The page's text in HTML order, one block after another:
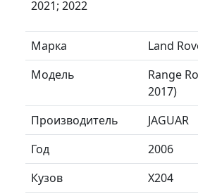
2021; 2022
Марка
Land
Модель
Range
2017)
Производитель
JAGUAR
Год
2006
Кузов
X204